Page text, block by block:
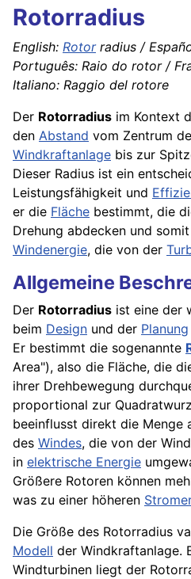
Rotorradius
English: Rotorradius /
Português: Raio do rotor /
Italiano: Raggio del rotore
Der Rotorradius im Kontext
den Abstand vom Zentrum
Windkraftanlage bis zur
Dieser Radius ist ein
Leistungsfähigkeit und
er die Fläche bestimmt, die
Drehung abdecken und
Windenergie, die von der
Allgemeine
Der Rotorradius ist eine der
beim Design und der Planung
Er bestimmt die sogenannte
Area"), also die Fläche, die
ihrer Drehbewegung
proportional zur
beeinflusst direkt die Menge
des Windes, die von der
in elektrische Energie
Größere Rotoren können
was zu einer höheren
Die Größe des Rotorradius
Modell der Windkraftanlage.
Windturbinen liegt der